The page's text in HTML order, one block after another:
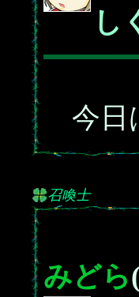
し
今日
召喚士
みどら